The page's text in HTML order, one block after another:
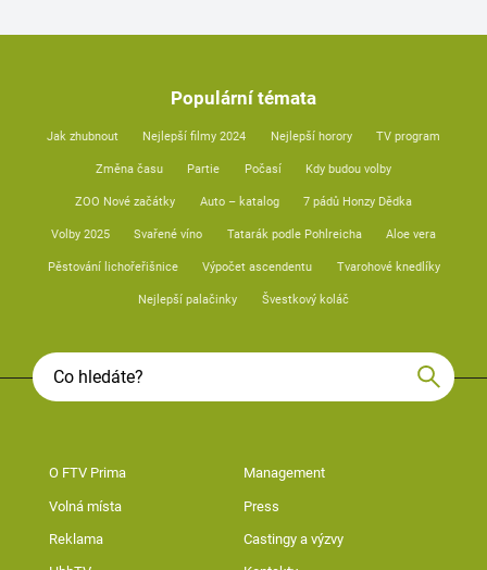
Populární témata
Jak zhubnout Nejlepší filmy 2024 Nejlepší horory TV program
Změna času Partie Počasí Kdy budou volby
ZOO Nové začátky Auto – katalog 7 pádů Honzy Dědka
Volby 2025 Svařené víno Tatarák podle Pohlreicha Aloe vera
Pěstování lichořeřišnice Výpočet ascendentu Tvarohové knedlíky
Nejlepší palačinky Švestkový koláč
O FTV Prima Management
Volná místa Press
Reklama Castingy a výzvy